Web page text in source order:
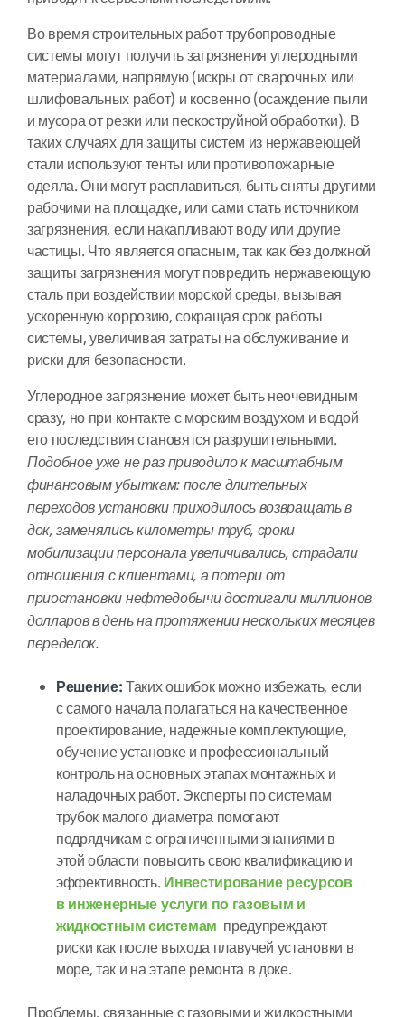
Во время строительных работ трубопроводные
системы могут получить загрязнения углеродными
материалами, напрямую (искры от сварочных или
шлифовальных работ) и косвенно (осаждение пыли
и мусора от резки или пескоструйной обработки). В
таких случаях для защиты систем из нержавеющей
стали используют тенты или противопожарные
одеяла. Они могут расплавиться, быть сняты другими
рабочими на площадке, или сами стать источником
загрязнения, если накапливают воду или другие
частицы. Что является опасным, так как без должной
защиты загрязнения могут повредить нержавеющую
сталь при воздействии морской среды, вызывая
ускоренную коррозию, сокращая срок работы
системы, увеличивая затраты на обслуживание и
риски для безопасности.
Углеродное загрязнение может быть неочевидным
сразу, но при контакте с морским воздухом и водой
его последствия становятся разрушительными.
Подобное уже не раз приводило к масштабным
финансовым убыткам: после длительных
переходов установки приходилось возвращать в
док, заменялись километры труб, сроки
мобилизации персонала увеличивались, страдали
отношения с клиентами, а потери от
приостановки нефтедобычи достигали миллионов
долларов в день на протяжении нескольких месяцев
переделок.
Решение:Таких ошибок можно избежать, если
с самого начала полагаться на качественное
проектирование, надежные комплектующие,
обучение установке и профессиональный
контроль на основных этапах монтажных и
наладочных работ. Эксперты по системам
трубок малого диаметра помогают
подрядчикам с ограниченными знаниями в
этой области повысить свою квалификацию и
эффективность. Инвестирование ресурсов
в инженерные услуги по газовым и
жидкостным системам предупреждают
риски как после выхода плавучей установки в
море, так и на этапе ремонта в доке.